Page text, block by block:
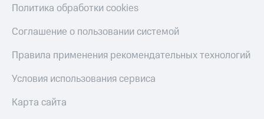
Политика обработки cookies
Соглашение о пользовании системой
Правила применения рекомендательных технологий
Условия использования сервиса
Карта сайта